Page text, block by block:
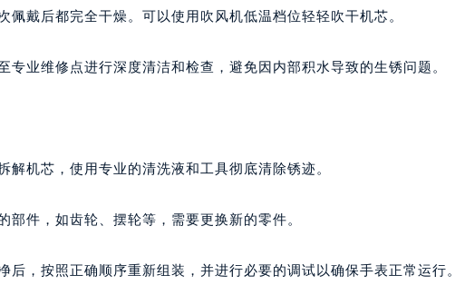
人民中路139号恒隆广场写字楼1座11层1104室（需提前预约）
业园区星港街199号苏州中心办公楼C座22层08室（需提前预约）
宝洲路729号浦西万达中心写字楼A座7楼709室（需提前预约）
胜利路139号万达金融中心A座907室（需提前预约）
都司高架桥路33号亨特国际金融中心14楼14D（需提前预约）
佩戴后都完全干燥。可以使用吹风机低温档位轻轻吹干机芯。
专业维修点进行深度清洁和检查，避免因内部积水导致的生锈问题。
解机芯，使用专业的清洗液和工具彻底清除锈迹。
部件，如齿轮、摆轮等，需要更换新的零件。
后，按照正确顺序重新组装，并进行必要的调试以确保手表正常运行。